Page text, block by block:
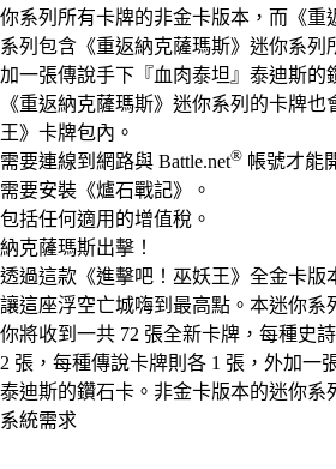
你系列所有卡牌的非金卡版本，而《重
系列包含《重返納克薩瑪斯》迷你系列
加一張傳說手下『血肉泰坦』泰迪斯的
《重返納克薩瑪斯》迷你系列的卡牌
王》卡牌包內。
需要連線到網路與 Battle.net® 帳號才能
需要安裝《爐石戰記》。
包括任何適用的增值稅。
納克薩瑪斯出擊！
透過這款《進擊吧！巫妖王》全金卡版
讓這座浮空亡城嗨到最高點。本迷你系
你將收到一共 72 張全新卡牌，每種史
2 張，每種傳說卡牌則各 1 張，外加一
泰迪斯的鑽石卡。非金卡版本的迷你系
系統需求